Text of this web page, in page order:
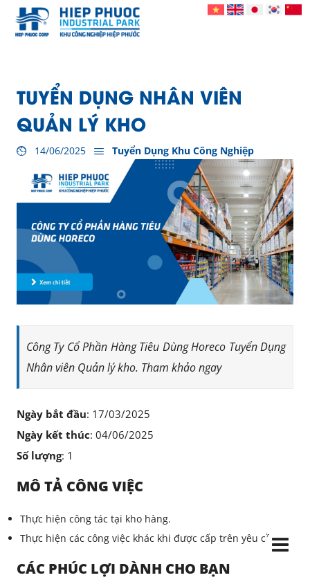
TUYỂN DỤNG NHÂN VIÊN
QUẢN LÝ KHO
14/06/2025 Tuyển Dụng Khu Công Nghiệp
Công Ty Cổ Phần Hàng Tiêu Dùng Horeco Tuyển Dụng
Nhân viên Quản lý kho. Tham khảo ngay
Ngày bắt đầu: 17/03/2025
Ngày kết thúc: 04/06/2025
Số lượng: 1
MÔ TẢ CÔNG VIỆC
Thực hiện công tác tại kho hàng.
Thực hiện các công việc khác khi được cấp trên yêu cầu
CÁC PHÚC LỢI DÀNH CHO BẠN